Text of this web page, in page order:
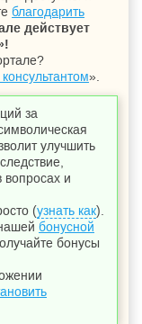
благодарить
действует
консультантом».
за
улучшить
вопросах и
(узнать как).
бонусной
бонусы